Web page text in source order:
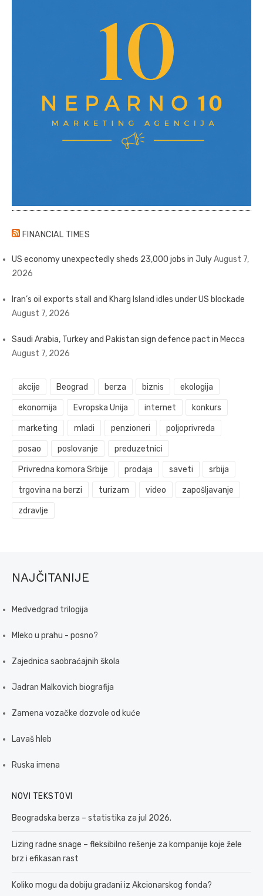
FINANCIAL TIMES
US economy unexpectedly sheds 23,000 jobs in JulyAugust 7,
2026
Iran’s oil exports stall and Kharg Island idles under US blockade
August 7, 2026
Saudi Arabia, Turkey and Pakistan sign defence pact in Mecca
August 7, 2026
akcije Beograd berza biznis ekologija
ekonomija Evropska Unija internet konkurs
marketing mladi penzioneri poljoprivreda
posao poslovanje preduzetnici
Privredna komora Srbije prodaja saveti srbija
trgovina na berzi turizam video zapošljavanje
zdravlje
NAJČITANIJE
Medvedgrad trilogija
Mleko u prahu - posno?
Zajednica saobraćajnih škola
Jadran Malkovich biografija
Zamena vozačke dozvole od kuće
Lavaš hleb
Ruska imena
NOVI TEKSTOVI
Beogradska berza – statistika za jul 2026.
Lizing radne snage – fleksibilno rešenje za kompanije koje žele
brz i efikasan rast
Koliko mogu da dobiju građani iz Akcionarskog fonda?